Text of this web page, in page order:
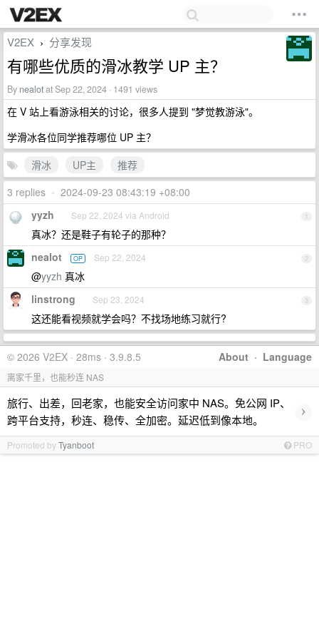
V2EX › 分享发现
有哪些优质的滑冰教学 UP 主？
By nealotat Sep 22, 2024 · 1491 views
在 V 站上看游泳相关的讨论，很多人提到 "梦觉教游泳"。
学滑冰各位同学推荐哪位 UP 主？
滑冰
UP主
推荐
3 replies • 2024-09-23 08:43:19 +08:00
1
yyzh Sep 22, 2024 via Android
真冰？还是鞋子有轮子的那种？
2
nealot OP Sep 22, 2024
@yyzh 真冰
3
linstrong Sep 23, 2024
这还能看视频就学会吗？不找场地练习就行?
About · Language
© 2026 V2EX · 28ms · 3.9.8.5
离家千里，也能秒连 NAS
旅行、出差，回老家，也能安全访问家中 NAS。免公网 IP、
跨平台支持，秒连、稳传、全加密。延迟低到像本地。
›
Promoted byTyanboot PRO